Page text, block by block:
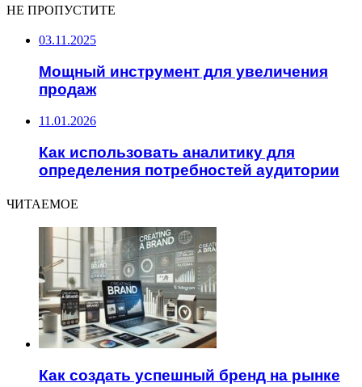
НЕ ПРОПУСТИТЕ
03.11.2025
Мощный инструмент для увеличения
продаж
11.01.2026
Как использовать аналитику для
определения потребностей аудитории
ЧИТАЕМОЕ
Как создать успешный бренд на рынке